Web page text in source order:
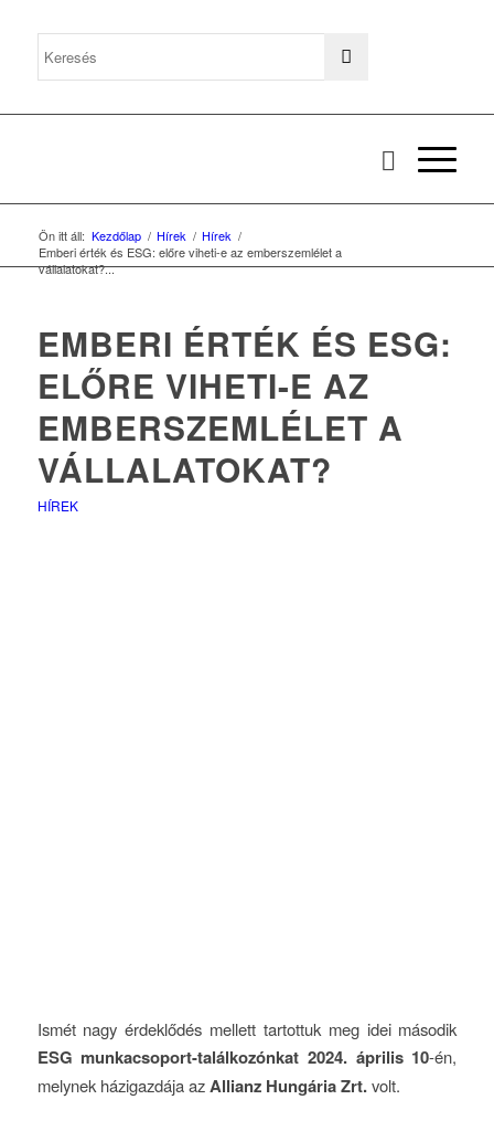
Ön itt áll: Kezdőlap / Hírek / Hírek /
Emberi érték és ESG: előre viheti-e az emberszemlélet a
vállalatokat?...
EMBERI ÉRTÉK ÉS ESG:
ELŐRE VIHETI-E AZ
EMBERSZEMLÉLET A
VÁLLALATOKAT?
HÍREK
Ismét nagy érdeklődés mellett tartottuk meg idei második
ESG munkacsoport-találkozónkat 2024. április 10-én,
melynek házigazdája azAllianz Hungária Zrt.volt.